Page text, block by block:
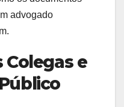
advogado
Colegas e